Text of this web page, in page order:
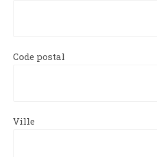
Code postal
Ville